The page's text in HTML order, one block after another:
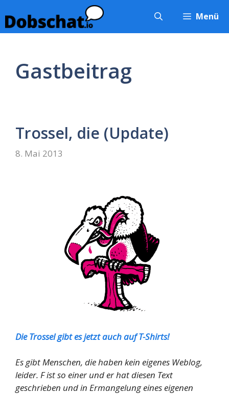
Inhalt
springen
Menü
Gastbeitrag
Trossel, die (Update)
8. Mai 2013
Die Trossel gibt es jetzt auch auf T-Shirts!
Es gibt Menschen, die haben kein eigenes Weblog,
leider. F ist so einer und er hat diesen Text
geschrieben und in Ermangelung eines eigenen